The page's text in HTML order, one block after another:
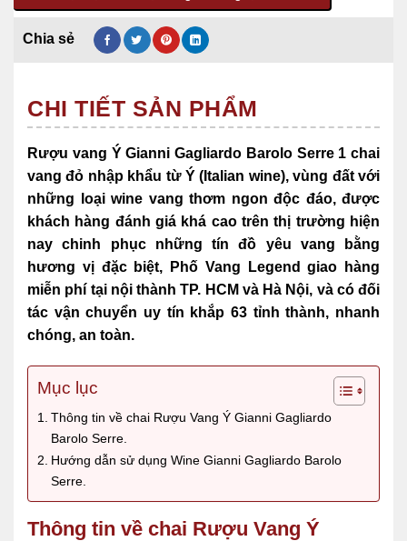
CHI TIẾT SẢN PHẨM
Rượu vang Ý Gianni Gagliardo Barolo Serre 1 chai
vang đỏ nhập khẩu từ Ý (Italian wine),vùng đất với
những loại wine vang thơm ngon độc đáo, được
khách hàng đánh giá khá cao trên thị trường hiện
nay chinh phục những tín đồ yêu vang bằng
hương vị đặc biệt, Phố Vang Legend giao hàng
miễn phí tại nội thành TP. HCM và Hà Nội, và có đối
tác vận chuyển uy tín khắp 63 tỉnh thành, nhanh
chóng, an toàn.
Mục lục
Thông tin về chai Rượu Vang Ý Gianni Gagliardo
Barolo Serre.
Hướng dẫn sử dụng Wine Gianni Gagliardo Barolo
Serre.
Thông tin về chai Rượu Vang Ý